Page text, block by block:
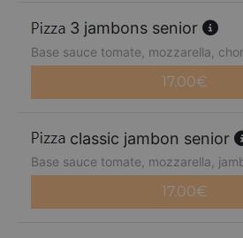
3 jambons senior
Base sauce tomate, mozzarella,
17.00€
classic jambon senior
Base sauce tomate, mozzarella,
17.00€